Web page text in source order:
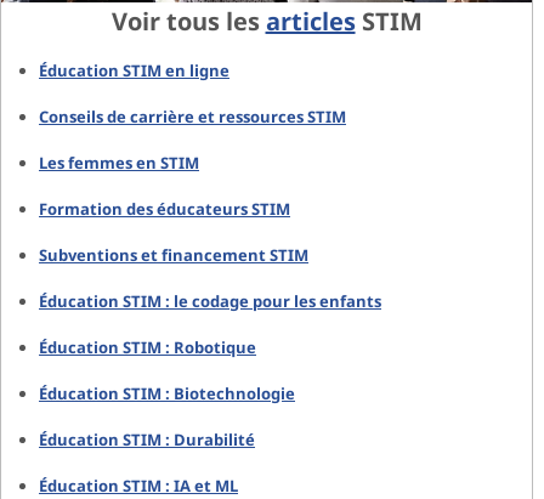
Voir tous lesarticlesSTIM
Éducation STIM en ligne
Conseils de carrière et ressources STIM
Les femmes en STIM
Formation des éducateurs STIM
Subventions et financement STIM
Éducation STIM : le codage pour les enfants
Éducation STIM : Robotique
Éducation STIM : Biotechnologie
Éducation STIM : Durabilité
Éducation STIM : IA et ML